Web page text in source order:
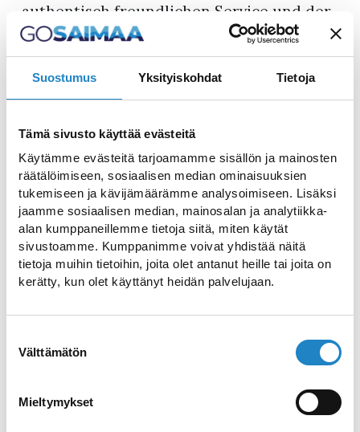
Suostumus Yksityiskohdat Tietoja
Tämä sivusto käyttää evästeitä
Käytämme evästeitä tarjoamamme sisällön ja mainosten
räätälöimiseen, sosiaalisen median ominaisuuksien
tukemiseen ja kävijämäärämme analysoimiseen. Lisäksi
jaamme sosiaalisen median, mainosalan ja analytiikka-
alan kumppaneillemme tietoja siitä, miten käytät
sivustoamme. Kumppanimme voivat yhdistää näitä
tietoja muihin tietoihin, joita olet antanut heille tai joita on
kerätty, kun olet käyttänyt heidän palvelujaan.
valinta
Välttämätön
Mieltymykset
authentisch freundlichen Service und der
entspannten Atmosphäre widerspiegelt –
hier kommt man leicht an und fühlt sich
sofort wohl. Aava ist eine ausgezeichnete
Wahl für Urlaubsgäste, Geschäftsreisende
praktische Unterkunft in ruhiger, aber
aktiver Umgebung schätzen.
Die Zimmer sind sauber, funktional und
komfortabel und auf erholsamen Schlaf
sowie entspannte Aufenthalte ausgelegt.
Jedes Zimmer verfügt über hochwertige
Betten, kostenloses WLAN und alles, was
man für einen angenehmen Aufenthalt
reichhaltigen Frühstück im
Hotelrestaurant, das im Sommer auch auf
der Terrasse an der frischen Luft